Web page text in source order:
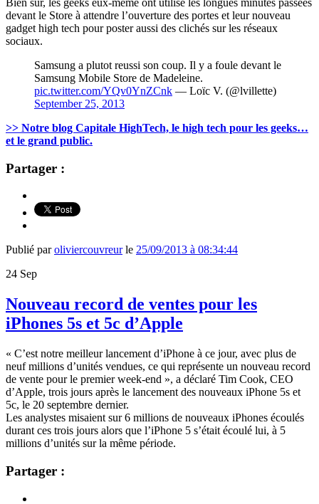
devant le Store à attendre l’ouverture des portes et leur nouveau
gadget high tech pour poster aussi des clichés sur les réseaux
sociaux.
Samsung a plutot reussi son coup. Il y a foule devant le
Samsung Mobile Store de Madeleine.
pic.twitter.com/YQv0YnZCnk — Loïc V. (@lvillette)
September 25, 2013
>> Notre blog Capitale HighTech, le high tech pour les geeks…
et le grand public.
Partager :
Publié paroliviercouvreurle 25/09/2013 à 08:34:44
24 Sep
Nouveau record de ventes pour les
iPhones 5s et 5c d’Apple
« C’est notre meilleur lancement d’iPhone à ce jour, avec plus de
neuf millions d’unités vendues, ce qui représente un nouveau record
de vente pour le premier week-end », a déclaré Tim Cook, CEO
d’Apple, trois jours après le lancement des nouveaux iPhone 5s et
5c, le 20 septembre dernier.
Les analystes misaient sur 6 millions de nouveaux iPhones écoulés
durant ces trois jours alors que l’iPhone 5 s’était écoulé lui, à 5
millions d’unités sur la même période.
Partager :